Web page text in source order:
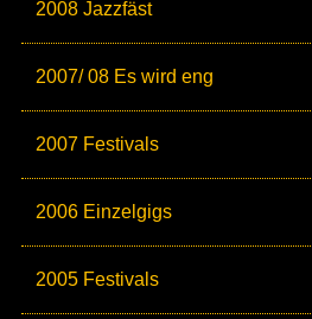
2008 Jazzfäst
2007/ 08 Es wird eng
2007 Festivals
2006 Einzelgigs
2005 Festivals